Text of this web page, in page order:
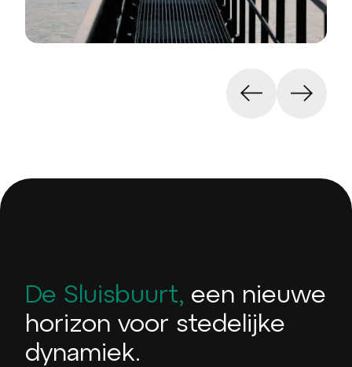
De Sluisbuurt, een nieuwe
horizon voor stedelijke
dynamiek.